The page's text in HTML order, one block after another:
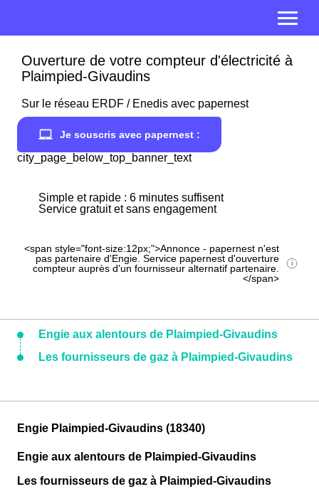
Ouverture de votre compteur d'électricité à
Plaimpied-Givaudins
Sur le réseau ERDF / Enedis avec papernest
Je souscris avec papernest :
city_page_below_top_banner_text
Simple et rapide : 6 minutes suffisent
Service gratuit et sans engagement
<span style="font-size:12px;">Annonce - papernest n'est
pas partenaire d'Engie. Service papernest d'ouverture
compteur auprès d'un fournisseur alternatif partenaire.
</span>
Engie aux alentours de Plaimpied-Givaudins
Les fournisseurs de gaz à Plaimpied-Givaudins
Engie Plaimpied-Givaudins (18340)
Engie aux alentours de Plaimpied-Givaudins
Les fournisseurs de gaz à Plaimpied-Givaudins